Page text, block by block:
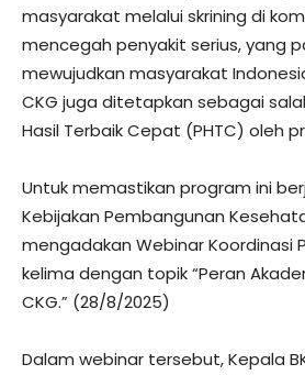
masyarakat melalui skrining di
mencegah penyakit serius, yang
mewujudkan masyarakat
CKG juga ditetapkan sebagai
Hasil Terbaik Cepat (PHTC) oleh
Untuk memastikan program ini
Kebijakan Pembangunan
mengadakan Webinar Koordinasi
kelima dengan topik “Peran
CKG.” (28/8/2025)
Dalam webinar tersebut, Kepala